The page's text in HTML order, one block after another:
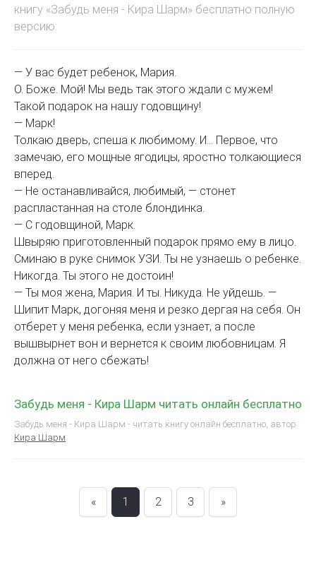
книгу «Забудь меня - Кира Шарм» бесплатно полную
версию:
— У вас будет ребенок, Мария.
О. Боже. Мой! Мы ведь так этого ждали с мужем!
Такой подарок на нашу годовщину!
— Марк!
Толкаю дверь, спеша к любимому. И… Первое, что
замечаю, его мощные ягодицы, яростно толкающиеся
вперед.
— Не останавливайся, любимый, — стонет
распластанная на столе блондинка.
— С годовщиной, Марк.
Швыряю приготовленный подарок прямо ему в лицо.
Сминаю в руке снимок УЗИ. Ты не узнаешь о ребенке.
Никогда. Ты этого не достоин!
— Ты моя жена, Мария. И ты. Никуда. Не уйдешь. —
Шипит Марк, догоняя меня и резко дергая на себя. Он
отберет у меня ребенка, если узнает, а после
вышвырнет вон и вернется к своим любовницам. Я
должна от него сбежать!
Забудь меня - Кира Шарм читать онлайн бесплатно
Забудь меня - Кира Шарм - читать книгу онлайн бесплатно, автор
Кира Шарм
« 1 2 3 »